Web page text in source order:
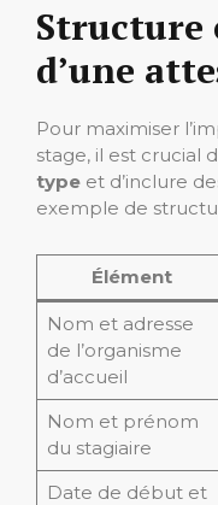
Structure
d’une
Pour maximiser
stage, il est crucial
type et d’inclure
exemple de
Élément
Nom et adresse
de l’organisme
d’accueil
Nom et prénom
du stagiaire
Date de début et